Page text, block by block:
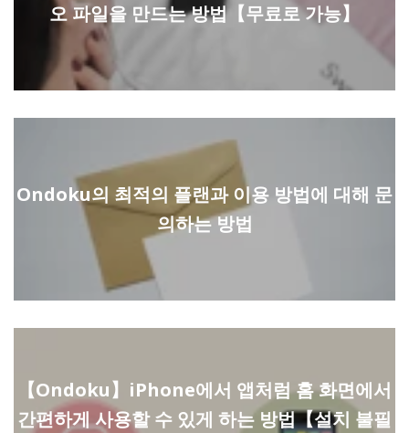
오 파일을 만드는 방법【무료로 가능】
Ondoku의 최적의 플랜과 이용 방법에 대해 문
의하는 방법
【Ondoku】iPhone에서 앱처럼 홈 화면에서
간편하게 사용할 수 있게 하는 방법【설치 불필